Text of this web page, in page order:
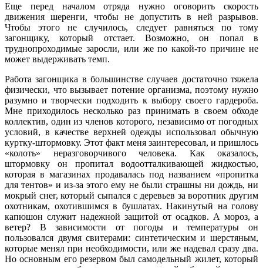
Еще перед началом отряда нужно оговорить скорость
движения шеренги, чтобы не допустить в ней разрывов.
Чтобы этого не случилось, следует равняться по тому
загонщику, который отстает. Возможно, он попал в
труднопроходимые заросли, или же по какой-то причине не
может выдерживать темп.
Работа загонщика в большинстве случаев достаточно тяжела
физически, что вызывает потение организма, поэтому нужно
разумно и творчески подходить к выбору своего гардероба.
Мне приходилось несколько раз принимать в своем обходе
коллектив, один из членов которого, независимо от погодных
условий, в качестве верхней одежды использовал обычную
куртку-штормовку. Этот факт меня заинтересовал, и пришлось
«колоть» неразговорчивого человека. Как оказалось,
штормовку он пропитал водоотталкивающей жидкостью,
которая в магазинах продавалась под названием «пропитка
для тентов» и из-за этого ему не были страшны ни дождь, ни
мокрый снег, который сыпался с деревьев за воротник другим
охотникам, охотившимся в бушлатах. Накинутый на голову
капюшон служит надежной защитой от осадков. А мороз, а
ветер? В зависимости от погоды и температуры он
пользовался двумя свитерами: синтетическим и шерстяным,
которые менял при необходимости, или же надевал сразу два.
Но основным его резервом был самодельный жилет, который